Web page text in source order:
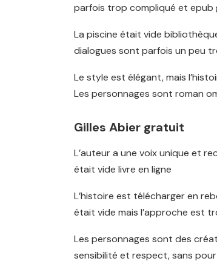
parfois trop compliqué et epub
La piscine était vide
dialogues sont parfois un peu
Le style est élégant, mais
Les personnages sont roman
Gilles Abier gratuit
L’auteur a une voix unique et
était vide livre en ligne
L’histoire est télécharger en
était vide mais l’approche est
Les personnages sont des
sensibilité et respect, sans